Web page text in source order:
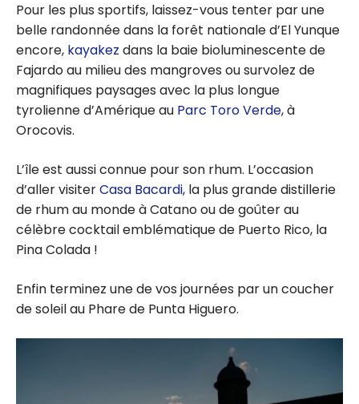
Pour les plus sportifs, laissez-vous tenter par une
belle randonnée dans la forêt nationale d’El Yunque
encore, kayakez dans la baie bioluminescente de
Fajardo au milieu des mangroves ou survolez de
magnifiques paysages avec la plus longue
tyrolienne d’Amérique au Parc Toro Verde, à
Orocovis.
L’île est aussi connue pour son rhum. L’occasion
d’aller visiterCasa Bacardi, la plus grande distillerie
de rhum au monde à Catano ou de goûter au
célèbre cocktail emblématique de Puerto Rico, la
Pina Colada !
Enfin terminez une de vos journées par un coucher
de soleil au Phare de Punta Higuero.